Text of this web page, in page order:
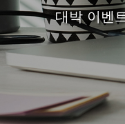
대박 이벤